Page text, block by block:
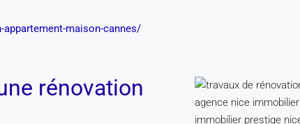
maison-cannes/
rénovation